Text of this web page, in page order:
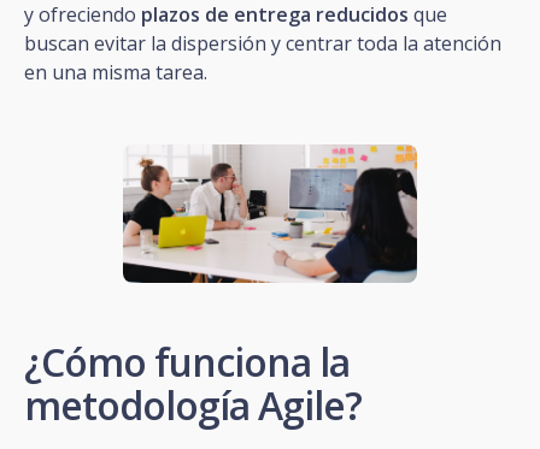
y ofreciendo plazos de entrega reducidos que
buscan evitar la dispersión y centrar toda la atención
en una misma tarea.
¿Cómo funciona la
metodología Agile?